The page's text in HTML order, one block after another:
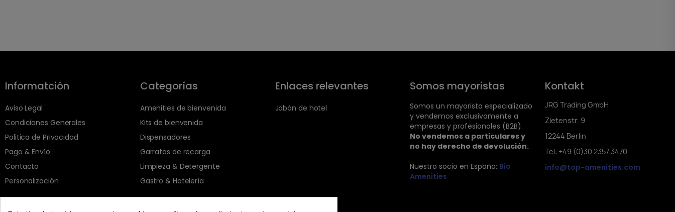
Informatción
Aviso Legal
Condiciones Generales
Politica de Privacidad
Pago & Envío
Contacto
Personalización
Categorías
Amenities de bienvenida
Kits de bienvenida
Dispensadores
Garrafas de recarga
Limpieza & Detergente
Gastro & Hotelería
Enlaces relevantes
Jabón de hotel
Somos mayoristas
Somos un mayorista especializado
y vendemos exclusivamente a
empresas y profesionales (B2B).
No vendemos a particulares y
no hay derecho de devolución.
Nuestro socio en España: Bio
Amenities
Kontakt
JRG Trading GmbH
Zietenstr. 9
12244 Berlin
Tel: +49 (0)30 2357 3470
info@top-amenities.com